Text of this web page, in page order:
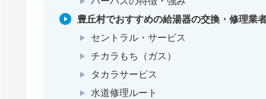
豊丘村でおすすめの給湯器の交換・修理業
セントラル・サービス
チカラもち（ガス）
タカラサービス
水道修理ルート